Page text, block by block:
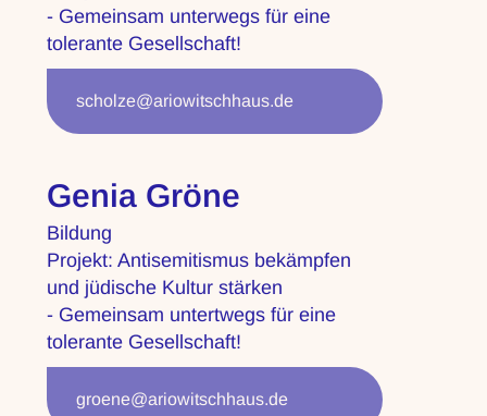
- Gemeinsam unterwegs für eine
tolerante Gesellschaft!
scholze@ariowitschhaus.de
Genia Gröne
Bildung
Projekt: Antisemitismus bekämpfen
und jüdische Kultur stärken
- Gemeinsam untertwegs für eine
tolerante Gesellschaft!
groene@ariowitschhaus.de